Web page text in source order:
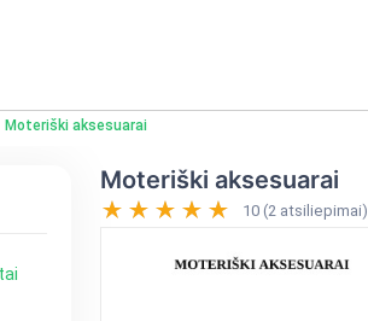
Moteriški aksesuarai
Moteriški aksesuarai
10 (2 atsiliepimai)